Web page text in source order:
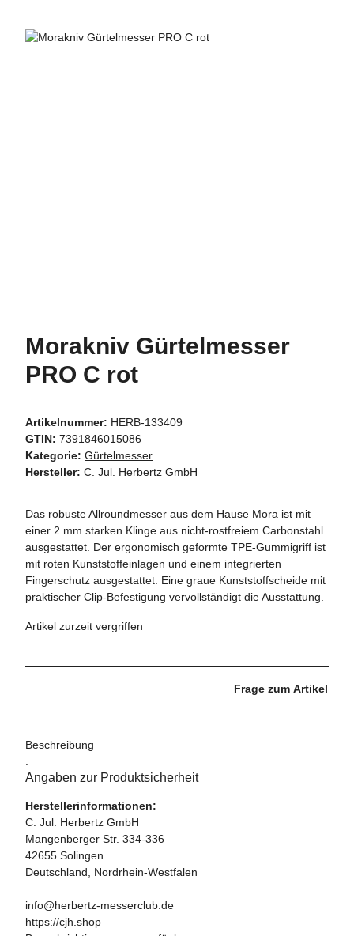
Morakniv Gürtelmesser
PRO C rot
Artikelnummer: HERB-133409
GTIN: 7391846015086
Kategorie: Gürtelmesser
Hersteller: C. Jul. Herbertz GmbH
Das robuste Allroundmesser aus dem Hause Mora ist mit
einer 2 mm starken Klinge aus nicht-rostfreiem Carbonstahl
ausgestattet. Der ergonomisch geformte TPE-Gummigriff ist
mit roten Kunststoffeinlagen und einem integrierten
Fingerschutz ausgestattet. Eine graue Kunststoffscheide mit
praktischer Clip-Befestigung vervollständigt die Ausstattung.
Artikel zurzeit vergriffen
Frage zum Artikel
Beschreibung
Angaben zur Produktsicherheit
Herstellerinformationen:
C. Jul. Herbertz GmbH
Mangenberger Str. 334-336
42655 Solingen
Deutschland, Nordrhein-Westfalen
info@herbertz-messerclub.de
https://cjh.shop